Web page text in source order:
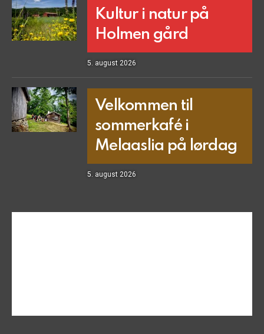
Kultur i natur på
Holmen gård
5. august 2026
Velkommen til
sommerkafé i
Melaaslia på lørdag
5. august 2026